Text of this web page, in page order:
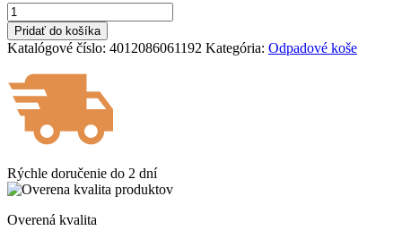
množstvo
Kôš
z
polypropylénu
Helit
25
svetlosivý
Pridať do košíka
Katalógové číslo: 4012086061192 Kategória: Odpadové koše
Rýchle doručenie do 2 dní
Overená kvalita